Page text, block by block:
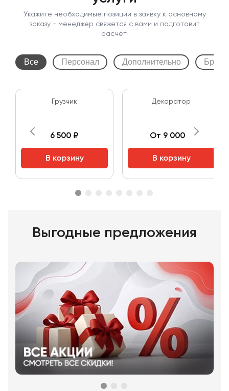
Укажите необходимые позиции в заявку к основному
заказу - менеджер свяжется с вами и подготовит
расчет.
Все Персонал Дополнительно
Грузчик
6 500 ₽
В корзину
Декоратор
От 9 000 ₽
В корзину
Выгодные предложения